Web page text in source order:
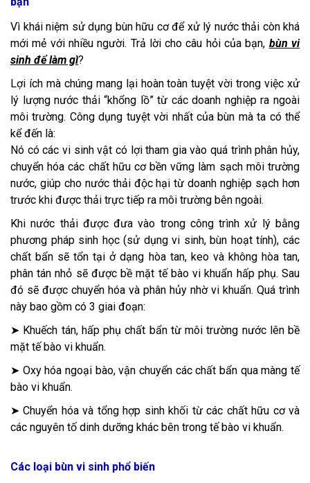
Vì khái niệm sử dụng bùn hữu cơ để xử lý nước thải còn khá
mới mẻ với nhiều người. Trả lời cho câu hỏi của bạn, bùn vi
sinh để làm gì?
Lợi ích mà chúng mang lại hoàn toàn tuyệt vời trong việc xử
lý lượng nước thải “khổng lồ” từ các doanh nghiệp ra ngoài
môi trường. Công dụng tuyệt vời nhất của bùn mà ta có thể
kể đến là:
Nó có các vi sinh vật có lợi tham gia vào quá trình phân hủy,
chuyển hóa các chất hữu cơ bền vững làm sạch môi trường
nước, giúp cho nước thải độc hại từ doanh nghiệp sạch hơn
trước khi được thải trực tiếp ra môi trường bên ngoài.
Khi nước thải được đưa vào trong công trình xử lý bằng
phương pháp sinh học (sử dụng vi sinh, bùn hoạt tính), các
chất bẩn sẽ tổn tại ở dạng hòa tan, keo và không hòa tan,
phân tán nhỏ sẽ được bề mặt tế bào vi khuẩn hấp phụ. Sau
đó sẽ được chuyển hóa và phân hủy nhờ vi khuẩn. Quá trình
này bao gồm có 3 giai đoạn:
➤ Khuếch tán, hấp phụ chất bẩn từ môi trường nước lên bề
mặt tế bào vi khuẩn.
➤ Oxy hóa ngoại bào, vận chuyển các chất bẩn qua màng tế
bào vi khuẩn.
➤ Chuyển hóa và tổng hợp sinh khối từ các chất hữu cơ và
các nguyên tố dinh dưỡng khác bên trong tế bào vi khuẩn.
Các loại bùn vi sinh phổ biến